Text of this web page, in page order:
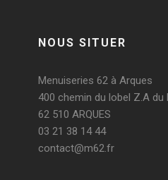
NOUS SITUER
Menuiseries 62 à Arques
400 chemin du lobel Z.A du
62 510 ARQUES
03 21 38 14 44
contact@m62.fr